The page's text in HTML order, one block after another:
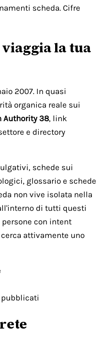
scheda. Cifre
la tua
2007. In quasi
organica reale sui
Authority 38, link
e directory
schede sui
glossario e schede
non vive isolata nella
di tutti questi
con intent
attivamente uno